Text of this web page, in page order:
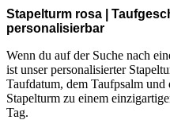
Stapelturm rosa |
personalisierbar
Wenn du auf der Suche nach
ist unser personalisierter
Taufdatum, dem Taufpsalm
Stapelturm zu einem
Tag.